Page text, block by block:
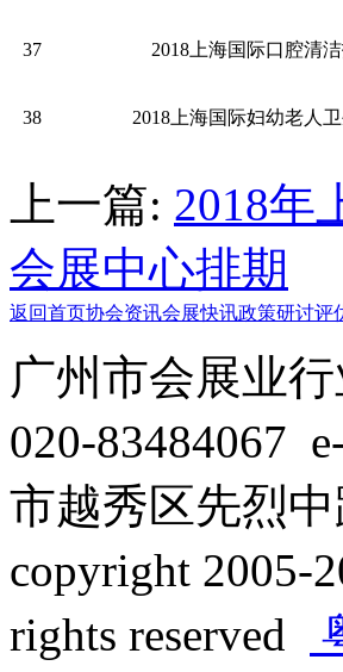
37 2018上海国际口腔清
38 2018上海国际妇幼老人
上一篇: 2018年
会展中心排期
返回首页协会资讯会展快讯政策研讨评
广州市会展业
020-83484067
市越秀区先烈
copyright 2005-
rights reserved